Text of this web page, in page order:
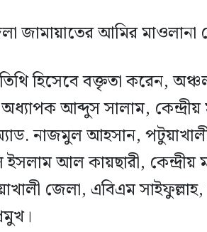
জামায়াতের আমির মাওলানা
হিসেবে বক্তৃতা করেন,
আব্দুস সালাম,
নাজমুল আহসান, পটুয়াখালী
আল কায়ছারী,
জেলা, এবিএম